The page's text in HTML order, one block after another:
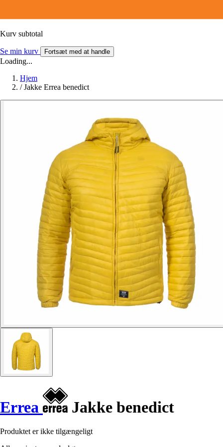
Kurv subtotal
Se min kurv Fortsæt med at handle
Loading...
Hjem
/ Jakke Errea benedict
Errea Jakke benedict
Produktet er ikke tilgængeligt